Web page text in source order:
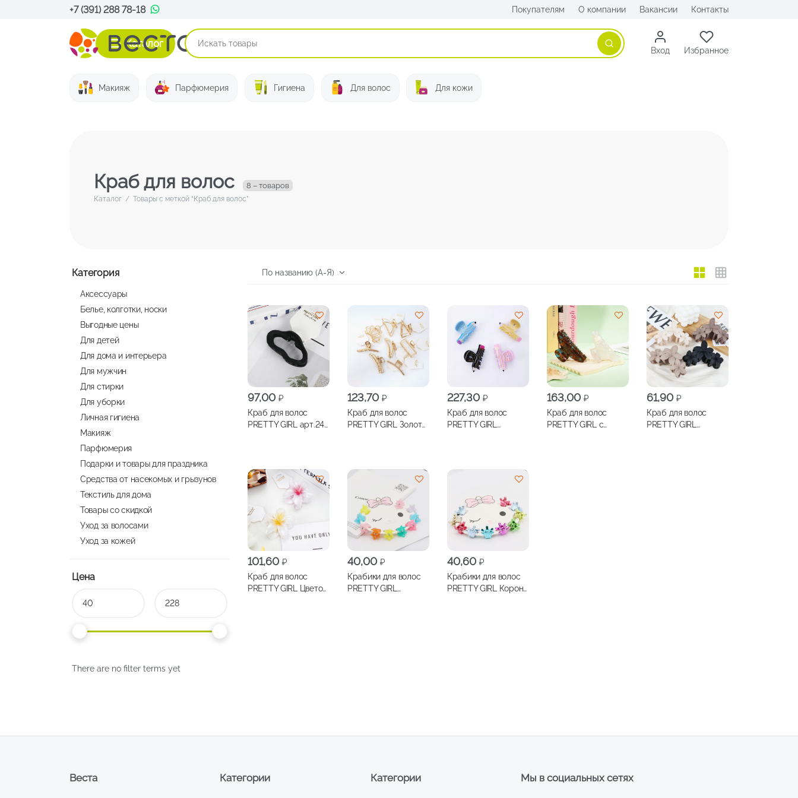
+7 (391) 288 78-18 Покупателям О компании Вакансии Контакты
Каталог
Поиск
Вход Избранное
Макияж Парфюмерия Гигиена Для волос Для кожи
Краб для волос 8 – товаров
Каталог / Товары с меткой “Краб для волос”
Категория
Аксессуары
Белье, колготки, носки
Выгодные цены
Для детей
Для дома и интерьера
Для мужчин
Для стирки
Для уборки
Личная гигиена
Макияж
Парфюмерия
Подарки и товары для праздника
Средства от насекомых и грызунов
Текстиль для дома
Товары со скидкой
Уход за волосами
Уход за кожей
Цена
There are no filter terms yet
97,00 ₽
Краб для волос
PRETTY GIRL арт.24-
123,70 ₽
Краб для волос
PRETTY GIRL Золото,
227,30 ₽
Краб для волос
PRETTY GIRL
163,00 ₽
Краб для волос
PRETTY GIRL с
61,90 ₽
Краб для волос
PRETTY GIRL
101,60 ₽
Краб для волос
PRETTY GIRL Цветок
40,00 ₽
Крабики для волос
PRETTY GIRL
40,60 ₽
Крабики для волос
PRETTY GIRL Короны
Мы в социальных сетях
Категории Категории
Веста